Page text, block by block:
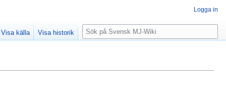
Logga in
Visa källa Visa historik
Sök